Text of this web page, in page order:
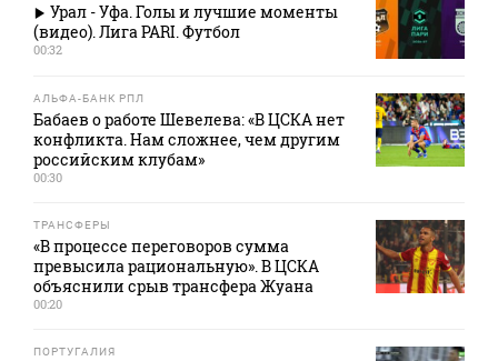
Урал - Уфа. Голы и лучшие моменты
(видео). Лига PARI. Футбол
00:32
АЛЬФА-БАНК РПЛ
Бабаев о работе Шевелева: «В ЦСКА нет
конфликта. Нам сложнее, чем другим
российским клубам»
00:30
ТРАНСФЕРЫ
«В процессе переговоров сумма
превысила рациональную». В ЦСКА
объяснили срыв трансфера Жуана
00:20
ПОРТУГАЛИЯ